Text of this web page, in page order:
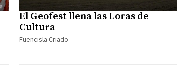
El Geofest llena las Loras de
Cultura
Fuencisla Criado